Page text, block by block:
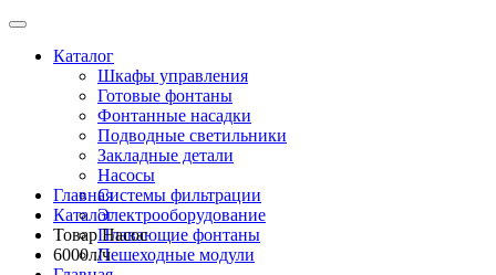
Каталог
Шкафы управления
Готовые фонтаны
Фонтанные насадки
Подводные светильники
Закладные детали
Насосы
Системы фильтрации
Электрооборудование
Плавающие фонтаны
Пешеходные модули
Главная
Каталог
Товар Насос
6000л/ч